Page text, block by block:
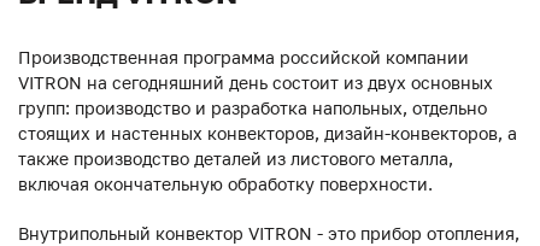
Производственная программа российской компании
VITRON на сегодняшний день состоит из двух основных
групп: производство и разработка напольных, отдельно
стоящих и настенных конвекторов, дизайн-конвекторов, а
также производство деталей из листового металла,
включая окончательную обработку поверхности.
Внутрипольный конвектор VITRON - это прибор отопления,